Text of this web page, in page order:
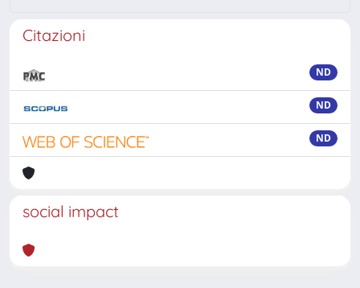
Citazioni
ND
ND
ND
social impact